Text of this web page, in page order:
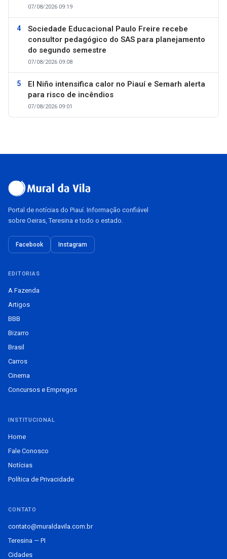
07/08/2026 09:19
Sociedade Educacional Paulo Freire recebe
consultor pedagógico do SAS para planejamento
do segundo semestre
07/08/2026 09:08
El Niño intensifica calor no Piauí e Semarh alerta
para risco de incêndios
07/08/2026 09:01
Portal de notícias do Piauí. Informação confiável
sobre Oeiras, Teresina e todo o estado.
Facebook Instagram
EDITORIAS
A Fazenda
Artigos
BBB
Bizarro
Brasil
Carros
Cinema
Concursos e Empregos
INSTITUCIONAL
Home
Fale Conosco
Notícias
Política de Privacidade
CONTATO
contato@muraldavila.com.br
Teresina — PI
Cidades